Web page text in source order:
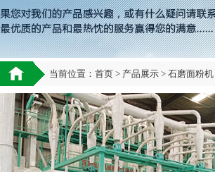
当前位置： 首页 > 产品展示 > 石磨面粉机